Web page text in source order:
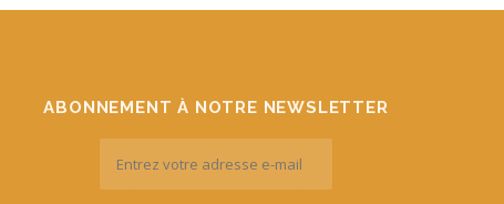
ABONNEMENT À NOTRE NEWSLETTER